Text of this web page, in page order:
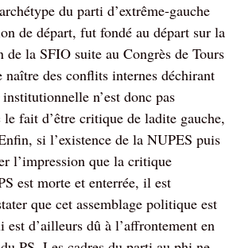
du parti d’extrême-gauche
de départ, fut fondé au départ sur la
de la SFIO suite au Congrès de Tours
des conflits internes déchirant
n’est donc pas
fait d’être critique de ladite gauche,
si l’existence de la NUPES puis
l’impression que la critique
est morte et enterrée, il est
que cet assemblage politique est
est d’ailleurs dû à l’affrontement en